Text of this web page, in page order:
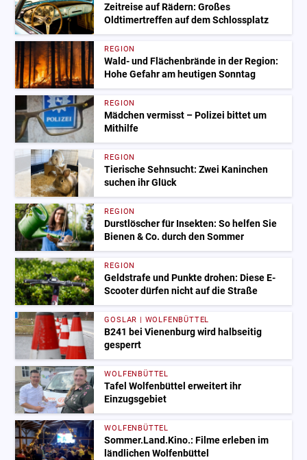
Zeitreise auf Rädern: Großes
Oldtimertreffen auf dem Schlossplatz
REGION
Wald- und Flächenbrände in der Region:
Hohe Gefahr am heutigen Sonntag
REGION
Mädchen vermisst – Polizei bittet um
Mithilfe
REGION
Tierische Sehnsucht: Zwei Kaninchen
suchen ihr Glück
REGION
Durstlöscher für Insekten: So helfen Sie
Bienen & Co. durch den Sommer
REGION
Geldstrafe und Punkte drohen: Diese E-
Scooter dürfen nicht auf die Straße
GOSLAR | WOLFENBÜTTEL
B241 bei Vienenburg wird halbseitig
gesperrt
WOLFENBÜTTEL
Tafel Wolfenbüttel erweitert ihr
Einzugsgebiet
WOLFENBÜTTEL
Sommer.Land.Kino.: Filme erleben im
ländlichen Wolfenbüttel